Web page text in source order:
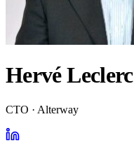
Hervé Leclerc
CTO · Alterway